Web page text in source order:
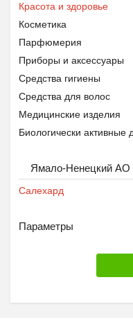
Красота и здоровье
Косметика
Парфюмерия
Приборы и аксессуары
Средства гигиены
Средства для волос
Медицинские изделия
Биологически активные
Ямало-Ненецкий АО
Салехард
Параметры